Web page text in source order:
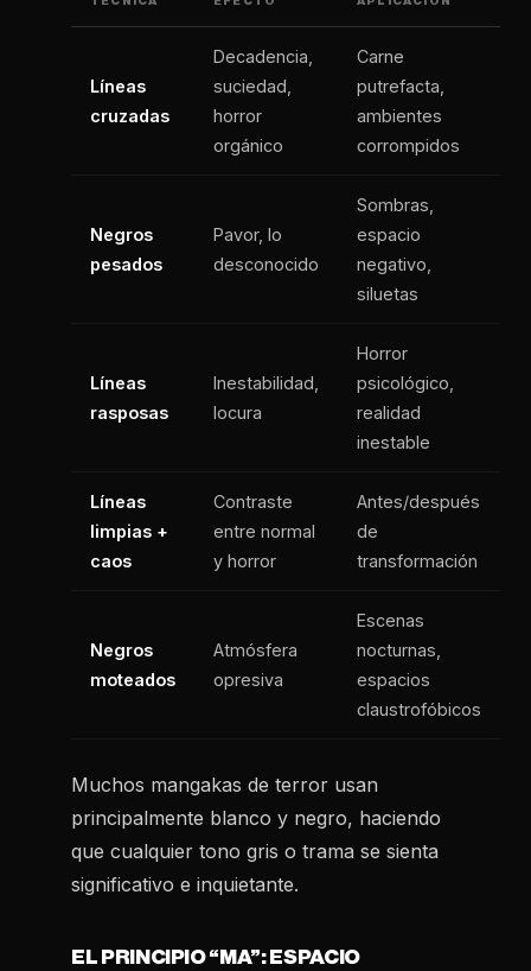
Líneas
cruzadas
Decadencia,
suciedad,
horror
orgánico
Carne
putrefacta,
ambientes
corrompidos
Negros
pesados
Pavor, lo
desconocido
Sombras,
espacio
negativo,
siluetas
Líneas
rasposas
Inestabilidad,
locura
Horror
psicológico,
realidad
inestable
Líneas
limpias +
caos
Contraste
entre normal
y horror
Antes/después
de
transformación
Negros
moteados
Atmósfera
opresiva
Escenas
nocturnas,
espacios
claustrofóbicos
Muchos mangakas de terror usan
principalmente blanco y negro, haciendo
que cualquier tono gris o trama se sienta
significativo e inquietante.
EL PRINCIPIO “MA”: ESPACIO